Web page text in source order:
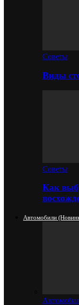
Советы
Виды
Советы
Как
Автомобили